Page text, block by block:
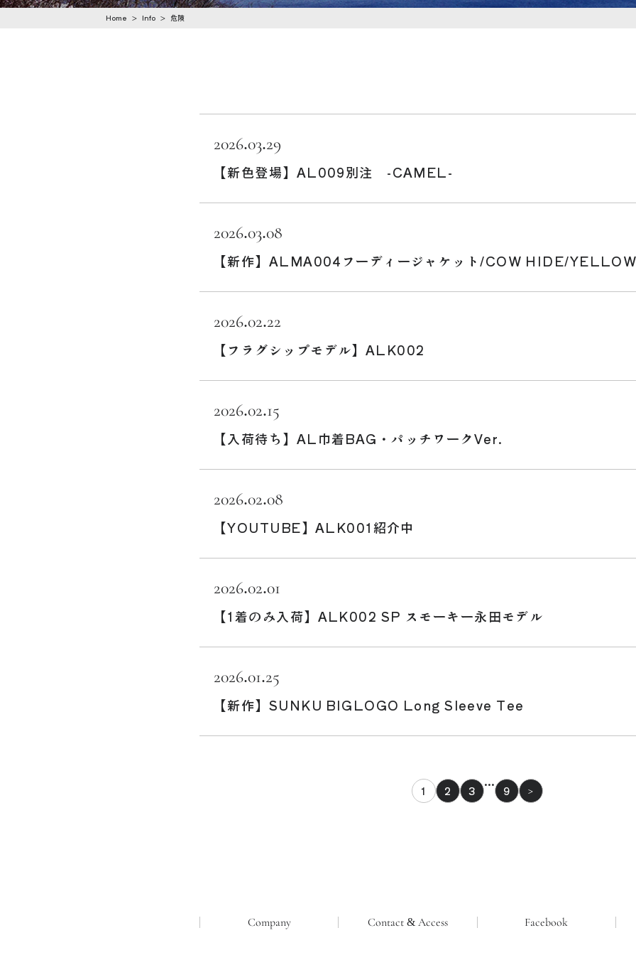
n
Home > Info > 危険
2026.03.29
【新色登場】AL009別注 -CAMEL-
2026.03.08
【新作】ALMA004フーディージャケット/COW HIDE/
2026.02.22
【フラグシップモデル】ALK002
2026.02.15
【入荷待ち】AL巾着BAG・パッチワークVer.
2026.02.08
【YOUTUBE】ALK001紹介中
2026.02.01
【1着のみ入荷】ALK002 SP スモーキー永田モデル
2026.01.25
【新作】SUNKU BIGLOGO Long Sleeve Tee
1 2 3 … 9 >
Company Contact & Access Facebook